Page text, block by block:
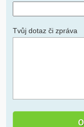
Tvůj dotaz či zpráva